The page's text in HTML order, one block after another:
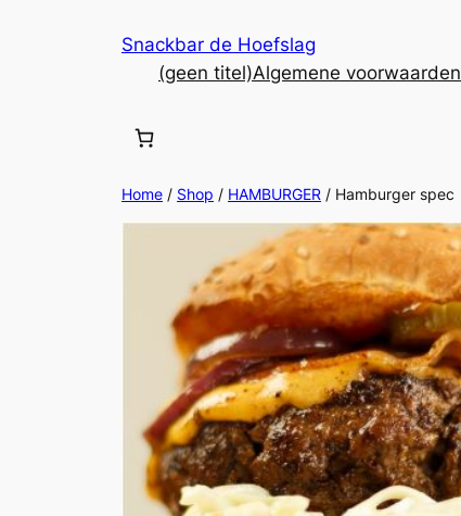
Snackbar de Hoefslag
(geen titel)Algemene voorwaarden
Home / Shop / HAMBURGER / Hamburger spec